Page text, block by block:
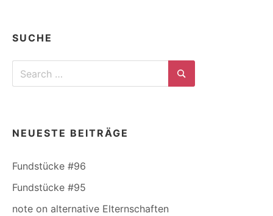
SUCHE
Search
for:
Search
NEUESTE BEITRÄGE
Fundstücke #96
Fundstücke #95
note on alternative Elternschaften